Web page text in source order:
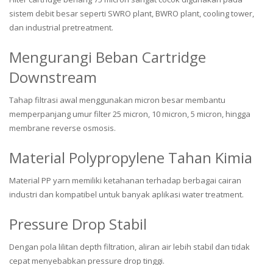
sistem debit besar seperti SWRO plant, BWRO plant, cooling tower,
dan industrial pretreatment.
Mengurangi Beban Cartridge
Downstream
Tahap filtrasi awal menggunakan micron besar membantu
memperpanjang umur filter 25 micron, 10 micron, 5 micron, hingga
membrane reverse osmosis.
Material Polypropylene Tahan Kimia
Material PP yarn memiliki ketahanan terhadap berbagai cairan
industri dan kompatibel untuk banyak aplikasi water treatment.
Pressure Drop Stabil
Dengan pola lilitan depth filtration, aliran air lebih stabil dan tidak
cepat menyebabkan pressure drop tinggi.